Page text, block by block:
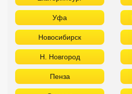
Уфа
Новосибирск
Н. Новгород
Пенза